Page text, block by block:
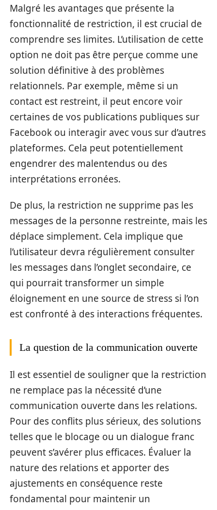
Malgré les avantages que présente la
fonctionnalité de restriction, il est crucial de
comprendre ses limites. L’utilisation de cette
option ne doit pas être perçue comme une
solution définitive à des problèmes
relationnels. Par exemple, même si un
contact est restreint, il peut encore voir
certaines de vos publications publiques sur
Facebook ou interagir avec vous sur d’autres
plateformes. Cela peut potentiellement
engendrer des malentendus ou des
interprétations erronées.
De plus, la restriction ne supprime pas les
messages de la personne restreinte, mais les
déplace simplement. Cela implique que
l’utilisateur devra régulièrement consulter
les messages dans l’onglet secondaire, ce
qui pourrait transformer un simple
éloignement en une source de stress si l’on
est confronté à des interactions fréquentes.
La question de la communication ouverte
Il est essentiel de souligner que la restriction
ne remplace pas la nécessité d’une
communication ouverte dans les relations.
Pour des conflits plus sérieux, des solutions
telles que le blocage ou un dialogue franc
peuvent s’avérer plus efficaces. Évaluer la
nature des relations et apporter des
ajustements en conséquence reste
fondamental pour maintenir un